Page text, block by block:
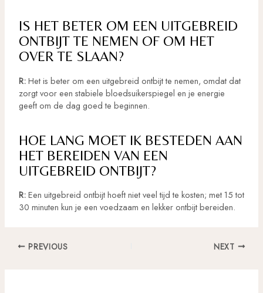
IS HET BETER OM EEN UITGEBREID
ONTBIJT TE NEMEN OF OM HET
OVER TE SLAAN?
R:Het is beter om een uitgebreid ontbijt te nemen, omdat dat
zorgt voor een stabiele bloedsuikerspiegel en je energie
geeft om de dag goed te beginnen.
HOE LANG MOET IK BESTEDEN AAN
HET BEREIDEN VAN EEN
UITGEBREID ONTBIJT?
R:Een uitgebreid ontbijt hoeft niet veel tijd te kosten; met 15 tot
30 minuten kun je een voedzaam en lekker ontbijt bereiden.
Post
PREVIOUS NEXT